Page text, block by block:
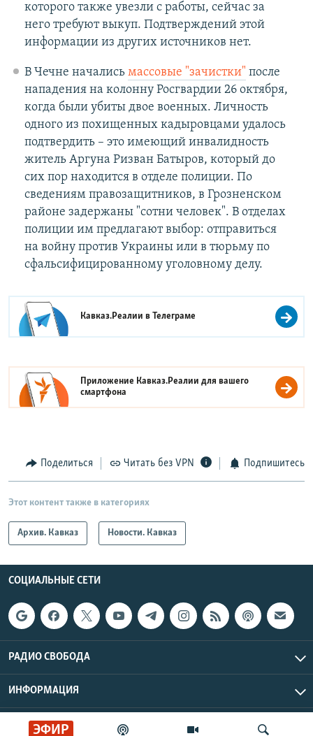
ЭФИР
которого также увезли с работы, сейчас за
него требуют выкуп. Подтверждений этой
информации из других источников нет.
В Чечне начались массовые "зачистки" после
нападения на колонну Росгвардии 26 октября,
когда были убиты двое военных. Личность
одного из похищенных кадыровцами удалось
подтвердить – это имеющий инвалидность
житель Аргуна Ризван Батыров, который до
сих пор находится в отделе полиции. По
сведениям правозащитников, в Грозненском
районе задержаны "сотни человек". В отделах
полиции им предлагают выбор: отправиться
на войну против Украины или в тюрьму по
сфальсифицированному уголовному делу.
Кавказ.Реалии вТелеграме
Приложение Кавказ.Реалии для вашего
смартфона
Поделиться Читать без VPN Подпишитесь
Этот контент также в категориях
Архив. Кавказ Новости. Кавказ
СОЦИАЛЬНЫЕ СЕТИ
РАДИО СВОБОДА
ИНФОРМАЦИЯ
Радио Свобода © 2026 RFE/RL, Inc. | Все права защищены.